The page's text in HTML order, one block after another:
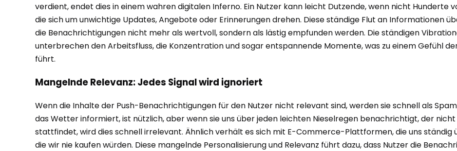
verdient, endet dies in einem wahren digitalen Inferno. Ein Nutzer kann leicht Dutzende, wenn nicht Hunderte
die sich um unwichtige Updates, Angebote oder Erinnerungen drehen. Diese ständige Flut an Informationen
die Benachrichtigungen nicht mehr als wertvoll, sondern als lästig empfunden werden. Die ständigen
unterbrechen den Arbeitsfluss, die Konzentration und sogar entspannende Momente, was zu einem Gefühl
führt.
Mangelnde Relevanz: Jedes Signal wird ignoriert
Wenn die Inhalte der Push-Benachrichtigungen für den Nutzer nicht relevant sind, werden sie schnell als
das Wetter informiert, ist nützlich, aber wenn sie uns über jeden leichten Nieselregen benachrichtigt, der
stattfindet, wird dies schnell irrelevant. Ähnlich verhält es sich mit E-Commerce-Plattformen, die uns ständig
die wir nie kaufen würden. Diese mangelnde Personalisierung und Relevanz führt dazu, dass Nutzer die